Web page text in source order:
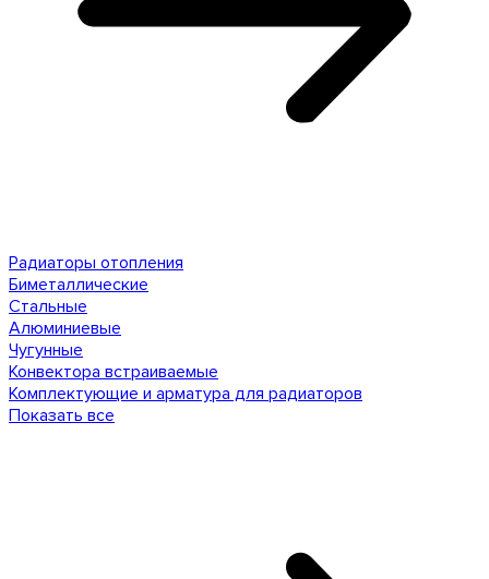
Радиаторы отопления
Биметаллические
Стальные
Алюминиевые
Чугунные
Конвектора встраиваемые
Комплектующие и арматура для радиаторов
Показать все